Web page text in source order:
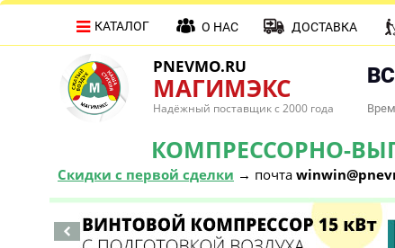
PNEVMO.RU
МАГИМЭКС
Надёжный поставщик с 2000 года
КОМПРЕССОРНО-
Скидки с первой сделки → почта
КАТАЛОГ О НАС ДОСТАВКА